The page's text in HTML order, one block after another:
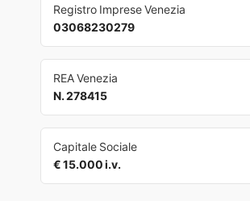
Registro Imprese Venezia
03068230279
REA Venezia
N. 278415
Capitale Sociale
€ 15.000 i.v.